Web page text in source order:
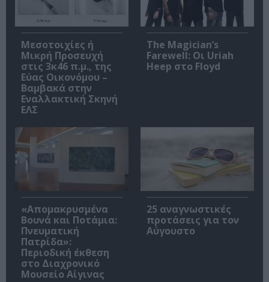
Μεσοτοιχίες ή
Μικρή Προσευχή
στις 3κ46 π.μ., της
Εύας Οικονόμου –
Βαμβακά στην
Εναλλακτική Σκηνή
ΕΛΣ
The Magician’s
Farewell: Οι Uriah
Heep στο Floyd
«Απομακρυσμένα
Βουνά και Ποτάμια:
Πνευματική
Πατρίδα»:
Περιοδική έκθεση
στο Διαχρονικό
Μουσείο Αίγινας
25 αναγνωστικές
προτάσεις για τον
Αύγουστο